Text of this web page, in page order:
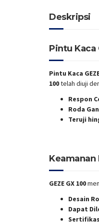
Deskripsi
Pintu Kaca
Pintu Kaca
100telah diuji
Respon
Roda
Teruji
GEZE GX 100
Desain
Dapat